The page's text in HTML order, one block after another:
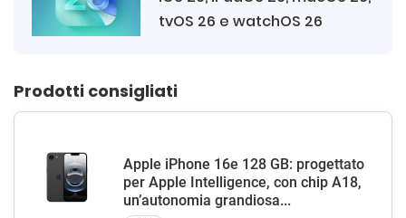
tvOS 26 e watchOS 26
Prodotti consigliati
Apple iPhone 16e 128 GB: progettato
per Apple Intelligence, con chip A18,
un’autonomia grandiosa...